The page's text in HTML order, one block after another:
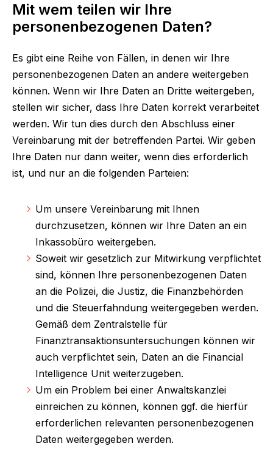
Mit wem teilen wir Ihre
personenbezogenen Daten?
Es gibt eine Reihe von Fällen, in denen wir Ihre
personenbezogenen Daten an andere weitergeben
können. Wenn wir Ihre Daten an Dritte weitergeben,
stellen wir sicher, dass Ihre Daten korrekt verarbeitet
werden. Wir tun dies durch den Abschluss einer
Vereinbarung mit der betreffenden Partei. Wir geben
Ihre Daten nur dann weiter, wenn dies erforderlich
ist, und nur an die folgenden Parteien:
Um unsere Vereinbarung mit Ihnen
durchzusetzen, können wir Ihre Daten an ein
Inkassobüro weitergeben.
Soweit wir gesetzlich zur Mitwirkung verpflichtet
sind, können Ihre personenbezogenen Daten
an die Polizei, die Justiz, die Finanzbehörden
und die Steuerfahndung weitergegeben werden.
Gemäß dem Zentralstelle für
Finanztransaktionsuntersuchungen können wir
auch verpflichtet sein, Daten an die Financial
Intelligence Unit weiterzugeben.
Um ein Problem bei einer Anwaltskanzlei
einreichen zu können, können ggf. die hierfür
erforderlichen relevanten personenbezogenen
Daten weitergegeben werden.